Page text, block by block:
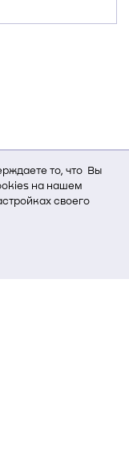
то, что Вы
на нашем
своего
Вам
ip-адрес;